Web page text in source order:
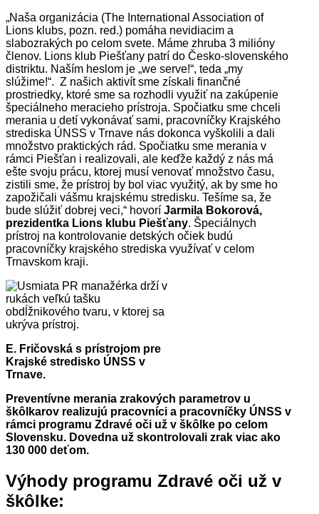
„Naša organizácia (The International Association of
Lions klubs, pozn. red.) pomáha nevidiacim a
slabozrakých po celom svete. Máme zhruba 3 milióny
členov. Lions klub Piešťany patrí do Česko-slovenského
distriktu. Naším heslom je „we serve!“, teda „my
slúžime!“. Z našich aktivít sme získali finančné
prostriedky, ktoré sme sa rozhodli využiť na zakúpenie
špeciálneho meracieho prístroja. Spočiatku sme chceli
merania u detí vykonávať sami, pracovníčky Krajského
strediska ÚNSS v Trnave nás dokonca vyškolili a dali
množstvo praktických rád. Spočiatku sme merania v
rámci Piešťan i realizovali, ale keďže každý z nás má
ešte svoju prácu, ktorej musí venovať množstvo času,
zistili sme, že prístroj by bol viac využitý, ak by sme ho
zapožičali vášmu krajskému stredisku. Tešíme sa, že
bude slúžiť dobrej veci,“ hovorí Jarmila Bokorová,
prezidentka Lions klubu Piešťany. Špeciálnych
prístroj na kontrolovanie detských očiek budú
pracovníčky krajského strediska využívať v celom
Trnavskom kraji.
E. Fričovská s prístrojom pre
Krajské stredisko ÚNSS v
Trnave.
Preventívne merania zrakových parametrov u
škôlkarov realizujú pracovníci a pracovníčky ÚNSS v
rámci programu Zdravé oči už v škôlke po celom
Slovensku. Dovedna už skontrolovali zrak viac ako
130 000 deťom.
Výhody programu Zdravé oči už v
škôlke: